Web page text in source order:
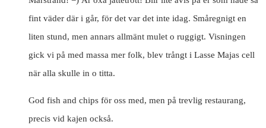
fint väder där i går, för det var det inte idag. Småregnigt en
liten stund, men annars allmänt mulet o ruggigt. Visningen
gick vi på med massa mer folk, blev trångt i Lasse Majas cell
när alla skulle in o titta.
God fish and chips för oss med, men på trevlig restaurang,
precis vid kajen också.